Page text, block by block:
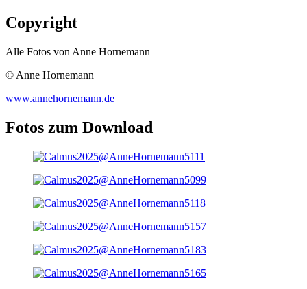
Copyright
Alle Fotos von Anne Hornemann
© Anne Hornemann
www.annehornemann.de
Fotos zum Download